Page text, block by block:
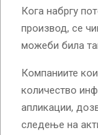
Кога набргу
производ, се
можеби била
Компаниите
количество
апликации,
следење на